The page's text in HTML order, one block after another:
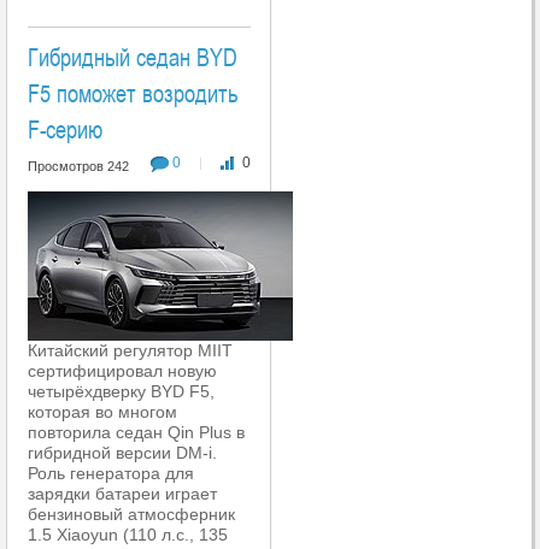
Гибридный седан BYD
F5 поможет возродить
F-серию
0 | 0
Просмотров 242
Китайский регулятор MIIT
сертифицировал новую
четырёхдверку BYD F5,
которая во многом
повторила седан Qin Plus в
гибридной версии DM-i.
Роль генератора для
зарядки батареи играет
бензиновый атмосферник
1.5 Xiaoyun (110 л.с., 135